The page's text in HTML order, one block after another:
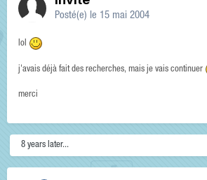
Posté(e) le 15 mai 2004
lol
j'avais déjà fait des recherches, mais je vais continuer
merci
8 years later...